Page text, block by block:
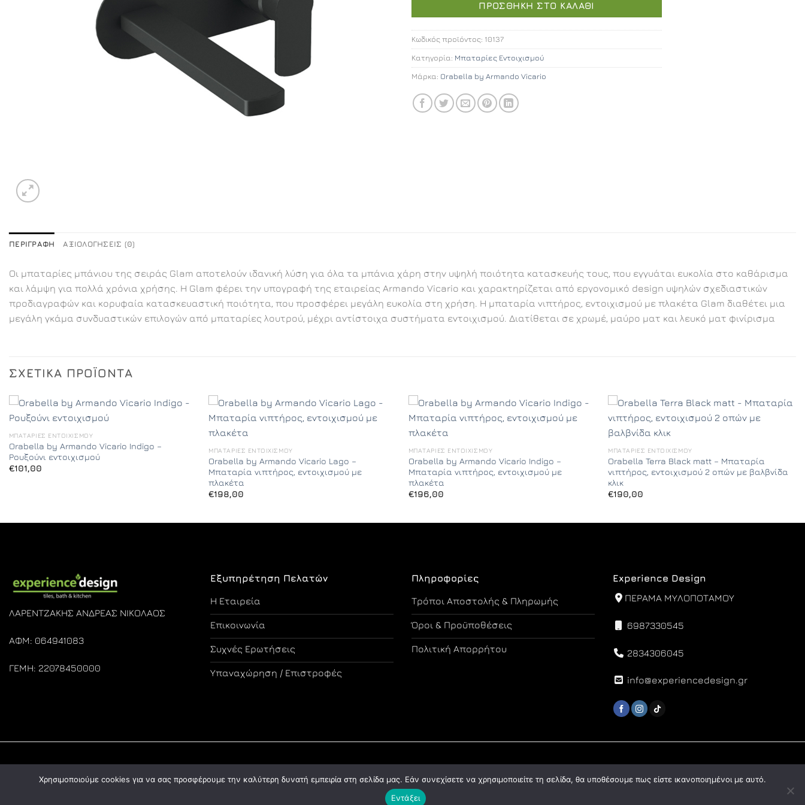
ΠΡΟΣΘΉΚΗ ΣΤΟ ΚΑΛΆΘΙ
Κωδικός προϊόντος: 10137
Κατηγορία: Μπαταρίες Εντοιχισμού
Μάρκα: Orabella by Armando Vicario
ΠΕΡΙΓΡΑΦΉ ΑΞΙΟΛΟΓΉΣΕΙΣ (0)
Οι μπαταρίες μπάνιου της σειράς Glam αποτελούν ιδανική λύση για όλα τα μπάνια χάρη στην υψηλή ποιότητα κατασκευής τους, που εγγυάται ευκολία στο καθάρισμα
και λάμψη για πολλά χρόνια χρήσης. Η Glam φέρει την υπογραφή της εταιρείας Armando Vicario και χαρακτηρίζεται από εργονομικό design υψηλών σχεδιαστικών
προδιαγραφών και κορυφαία κατασκευαστική ποιότητα, που προσφέρει μεγάλη ευκολία στη χρήση. Η μπαταρία νιπτήρος, εντοιχισμού με πλακέτα Glam διαθέτει μια
μεγάλη γκάμα συνδυαστικών επιλογών από μπαταρίες λουτρού, μέχρι αντίστοιχα συστήματα εντοιχισμού. Διατίθεται σε χρωμέ, μαύρο ματ και λευκό ματ φινίρισμα
ΣΧΕΤΙΚΆ ΠΡΟΪΌΝΤΑ
ΜΠΑΤΑΡΊΕΣ ΕΝΤΟΙΧΙΣΜΟΎ
Orabella by Armando Vicario Indigo –
Ρουξούνι εντοιχισμού
€101,00
ΜΠΑΤΑΡΊΕΣ ΕΝΤΟΙΧΙΣΜΟΎ
Orabella by Armando Vicario Lago –
Μπαταρία νιπτήρος, εντοιχισμού με
πλακέτα
€198,00
ΜΠΑΤΑΡΊΕΣ ΕΝΤΟΙΧΙΣΜΟΎ
Orabella by Armando Vicario Indigo –
Μπαταρία νιπτήρος, εντοιχισμού με
πλακέτα
€196,00
ΜΠΑΤΑΡΊΕΣ ΕΝΤΟΙΧΙΣΜΟΎ
Orabella Terra Black matt – Μπαταρία
νιπτήρος, εντοιχισμού 2 οπών με βαλβνίδα
κλικ
€190,00
ΛΑΡΕΝΤΖΑΚΗΣ ΑΝΔΡΕΑΣ ΝΙΚΟΛΑΟΣ
ΑΦΜ: 064941083
ΓΕΜΗ: 22078450000
Εξυπηρέτηση Πελατών
Η Εταιρεία
Επικοινωνία
Συχνές Ερωτήσεις
Υπαναχώρηση / Επιστροφές
Πληροφορίες
Τρόποι Αποστολής & Πληρωμής
Όροι & Προϋποθέσεις
Πολιτική Απορρήτου
Experience Design
ΠΕΡΑΜΑ ΜΥΛΟΠΟΤΑΜΟΥ
6987330545
2834306045
info@experiencedesign.gr
Copyright 2026 © Designed and Developed by Tsama Graphics
Χρησιμοποιούμε cookies για να σας προσφέρουμε την καλύτερη δυνατή εμπειρία στη σελίδα μας. Εάν συνεχίσετε να χρησιμοποιείτε τη σελίδα, θα υποθέσουμε πως είστε ικανοποιημένοι με αυτό.
Εντάξει